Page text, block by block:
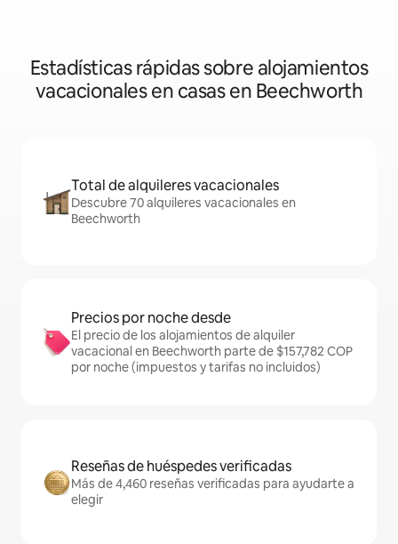
Estadísticas rápidas sobre alojamientos
vacacionales en casas en Beechworth
Total de alquileres vacacionales
Descubre 70 alquileres vacacionales en
Beechworth
Precios por noche desde
El precio de los alojamientos de alquiler
vacacional en Beechworth parte de $157,782 COP
por noche (impuestos y tarifas no incluidos)
Reseñas de huéspedes verificadas
Más de 4,460 reseñas verificadas para ayudarte a
elegir